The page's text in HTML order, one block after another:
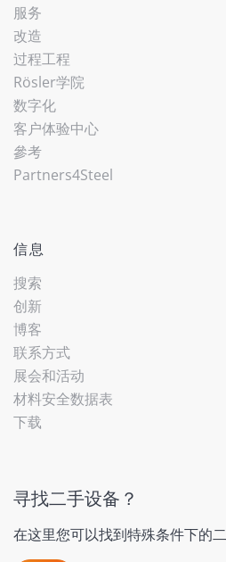
服务
改造
过程工程
Rösler学院
数字化
客户体验中心
參考
Partners4Steel
信息
搜索
创新
博客
联系方式
展会和活动
材料安全数据表
下载
寻找二手设备？
在这里您可以找到特殊条件下的